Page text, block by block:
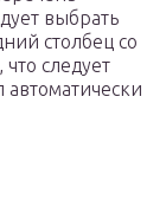
выбрать
столбец со
следует
автоматически